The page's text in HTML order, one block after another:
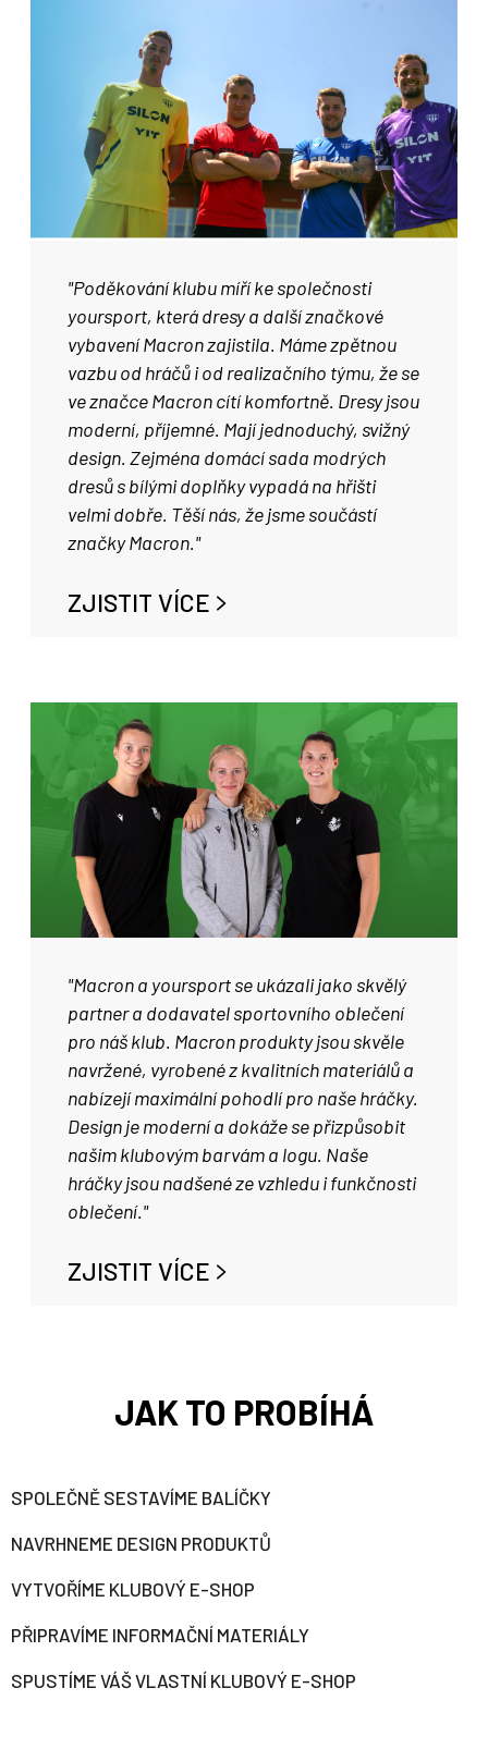
"Poděkování klubu míří ke společnosti
yoursport, která dresy a další značkové
vybavení Macron zajistila. Máme zpětnou
vazbu od hráčů i od realizačního týmu, že se
ve značce Macron cítí komfortně. Dresy jsou
moderní, příjemné. Mají jednoduchý, svižný
design. Zejména domácí sada modrých
dresů s bílými doplňky vypadá na hřišti
velmi dobře. Těší nás, že jsme součástí
značky Macron."
ZJISTIT VÍCE
"Macron a yoursport se ukázali jako skvělý
partner a dodavatel sportovního oblečení
pro náš klub. Macron produkty jsou skvěle
navržené, vyrobené z kvalitních materiálů a
nabízejí maximální pohodlí pro naše hráčky.
Design je moderní a dokáže se přizpůsobit
našim klubovým barvám a logu. Naše
hráčky jsou nadšené ze vzhledu i funkčnosti
oblečení."
ZJISTIT VÍCE
JAK TO PROBÍHÁ
SPOLEČNĚ SESTAVÍME BALÍČKY
NAVRHNEME DESIGN PRODUKTŮ
VYTVOŘÍME KLUBOVÝ E-SHOP
PŘIPRAVÍME INFORMAČNÍ MATERIÁLY
SPUSTÍME VÁŠ VLASTNÍ KLUBOVÝ E-SHOP